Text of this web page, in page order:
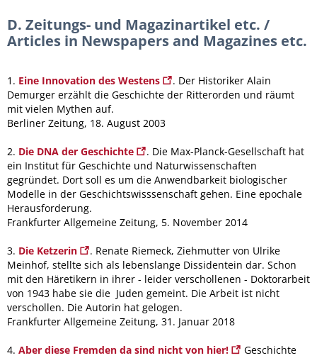
D. Zeitungs- und Magazinartikel etc. /
Articles in Newspapers and Magazines etc.
1. Eine Innovation des Westens
. Der Historiker Alain
Demurger erzählt die Geschichte der Ritterorden und räumt
mit vielen Mythen auf.
Berliner Zeitung, 18. August 2003
2. Die DNA der Geschichte
. Die Max-Planck-Gesellschaft hat
ein Institut für Geschichte und Naturwissenschaften
gegründet. Dort soll es um die Anwendbarkeit biologischer
Modelle in der Geschichtswisssenschaft gehen. Eine epochale
Herausforderung.
Frankfurter Allgemeine Zeitung, 5. November 2014
3. Die Ketzerin
. Renate Riemeck, Ziehmutter von Ulrike
Meinhof, stellte sich als lebenslange Dissidentein dar. Schon
mit den Häretikern in ihrer - leider verschollenen - Doktorarbeit
von 1943 habe sie die Juden gemeint. Die Arbeit ist nicht
verschollen. Die Autorin hat gelogen.
Frankfurter Allgemeine Zeitung, 31. Januar 2018
4. Aber diese Fremden da sind nicht von hier!
Geschichte